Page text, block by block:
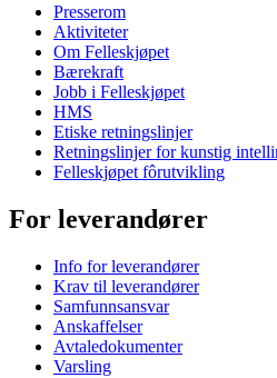
Presserom
Aktiviteter
Om Felleskjøpet
Bærekraft
Jobb i Felleskjøpet
HMS
Etiske retningslinjer
Retningslinjer for kunstig
Felleskjøpet fôrutvikling
For leverandører
Info for leverandører
Krav til leverandører
Samfunnsansvar
Anskaffelser
Avtaledokumenter
Varsling